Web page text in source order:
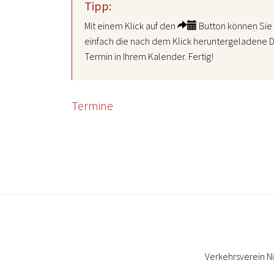
Tipp:
Mit einem Klick auf den
Button können
einfach die nach dem Klick heruntergeladene
Termin in Ihrem Kalender. Fertig!
Termine
Verkehrsverein